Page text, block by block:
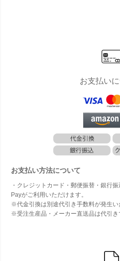
お支払い
お支払い方法について
・クレジットカード・郵便振替・銀行
Payがご利用いただけます。
※代金引換は別途代引き手数料が発生い
※受注生産品・メーカー直送品は代引き